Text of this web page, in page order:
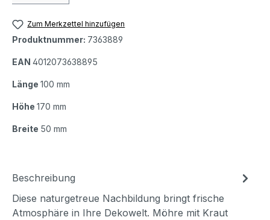
Zum Merkzettel hinzufügen
Produktnummer: 7363889
EAN 4012073638895
Länge 100 mm
Höhe 170 mm
Breite 50 mm
Beschreibung
Diese naturgetreue Nachbildung bringt frische
Atmosphäre in Ihre Dekowelt. Möhre mit Kraut